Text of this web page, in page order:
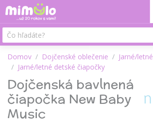
Domov Dojčenské oblečenie
Jarné/
Jarné/letné detské čiapočky
Dojčenská bavlnená
čiapočka New Baby
Music